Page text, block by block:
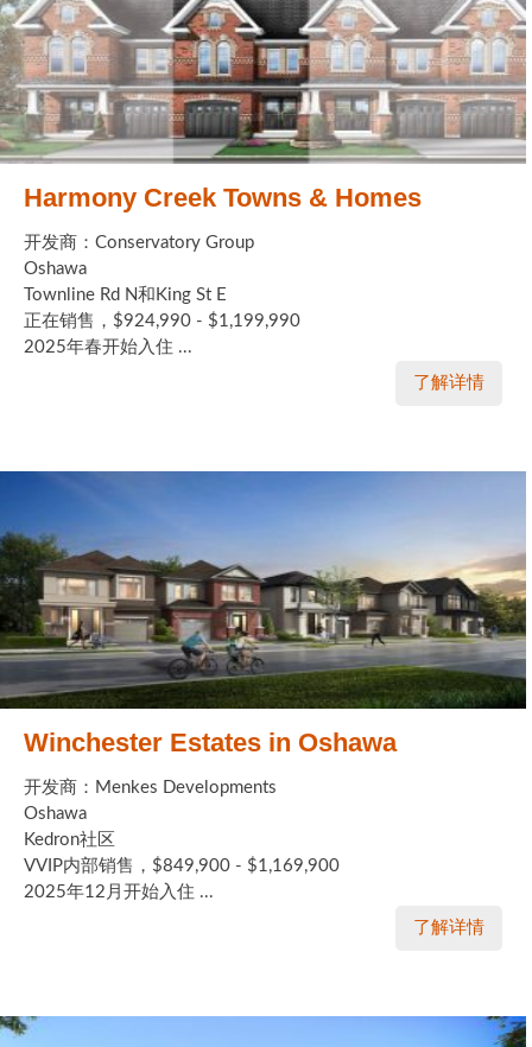
Harmony Creek Towns & Homes
开发商：Conservatory Group
Oshawa
Townline Rd N和King St E
正在销售，$924,990 - $1,199,990
2025年春开始入住 ...
了解详情
Winchester Estates in Oshawa
开发商：Menkes Developments
Oshawa
Kedron社区
VVIP内部销售，$849,900 - $1,169,900
2025年12月开始入住 ...
了解详情